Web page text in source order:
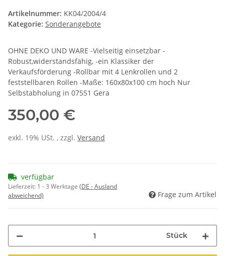
Artikelnummer: KK04/2004/4
Kategorie: Sonderangebote
OHNE DEKO UND WARE -Vielseitig einsetzbar -
Robust,widerstandsfähig, -ein Klassiker der
Verkaufsförderung -Rollbar mit 4 Lenkrollen und 2
feststellbaren Rollen -Maße: 160x80x100 cm hoch Nur
Selbstabholung in 07551 Gera
350,00 €
exkl. 19% USt. , zzgl. Versand
verfügbar
Lieferzeit: 1 - 3 Werktage (DE - Ausland
abweichend)
Frage zum Artikel
Stück